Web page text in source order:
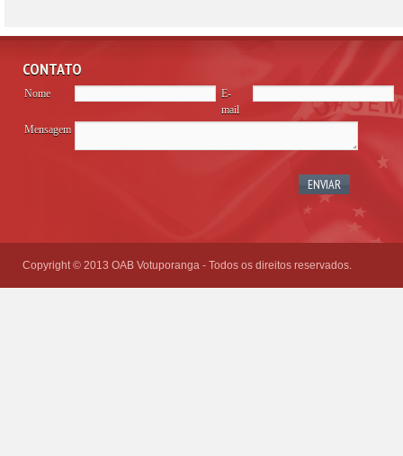
CONTATO
Nome
E-
mail
Mensagem
Copyright © 2013 OAB Votuporanga - Todos os direitos reservados.